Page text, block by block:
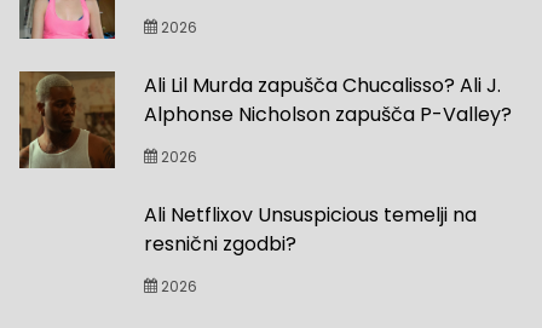
2026
Ali Lil Murda zapušča Chucalisso? Ali J.
Alphonse Nicholson zapušča P-Valley?
2026
Ali Netflixov Unsuspicious temelji na
resnični zgodbi?
2026